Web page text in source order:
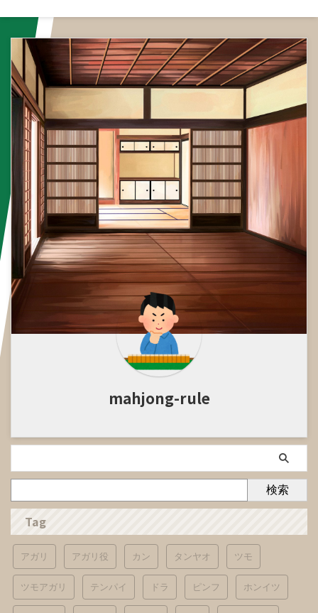
mahjong-rule
検索
Tag
アガリ アガリ役 カン タンヤオ ツモ
ツモアガリ テンパイ ドラ ピンフ ホンイツ